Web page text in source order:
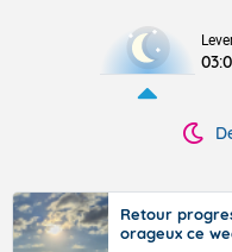
Retour
orageux ce